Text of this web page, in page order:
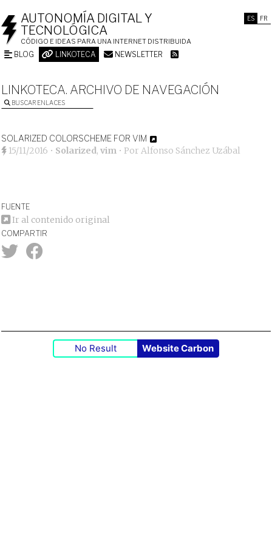
ES FR
AUTONOMÍA DIGITAL Y
TECNOLÓGICA
CÓDIGO E IDEAS PARA UNA INTERNET DISTRIBUIDA
BLOG LINKOTECA NEWSLETTER
LINKOTECA. ARCHIVO DE NAVEGACIÓN
BUSCAR ENLACES
SOLARIZED COLORSCHEME FOR VIM
15/11/2016 • Solarized,vim • PorAlfonso Sánchez Uzábal
FUENTE
Ir al contenido original
COMPARTIR
No Result Website Carbon